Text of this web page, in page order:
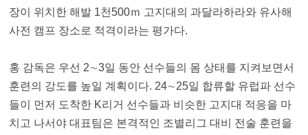
장이 위치한 해발 1천500ｍ 고지대의 과달라하라와 유사해
사전 캠프 장소로 적격이라는 평가다.
홍 감독은 우선 2∼3일 동안 선수들의 몸 상태를 지켜보면서
훈련의 강도를 높일 계획이다. 24∼25일 합류할 유럽파 선수
들이 먼저 도착한 K리거 선수들과 비슷한 고지대 적응을 마
치고 나서야 대표팀은 본격적인 조별리그 대비 전술 훈련을